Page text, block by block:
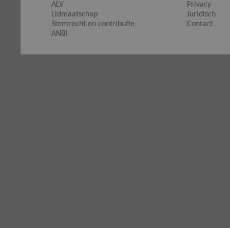
ALV
Lidmaatschap
Stemrecht en contributie
ANBI
Privacy
Juridisch
Contact